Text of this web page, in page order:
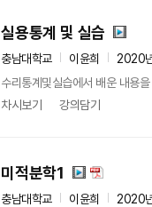
실용통계 및 실습
충남대학교 이윤희
2020
수리통계및실습에서 배운 내용
차시보기
강의담기
미적분학1
충남대학교 이윤희
2020